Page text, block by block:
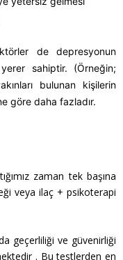
de depresyonun
sahiptir. (Örneğin;
bulunan kişilerin
göre daha fazladır.
zaman tek başına
veya ilaç + psikoterapi
geçerliliği ve güvenirliği
. Bu testlerden en